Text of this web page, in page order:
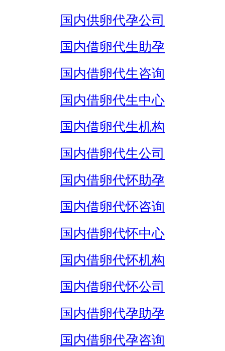
国内供卵代孕公司
国内借卵代生助孕
国内借卵代生咨询
国内借卵代生中心
国内借卵代生机构
国内借卵代生公司
国内借卵代怀助孕
国内借卵代怀咨询
国内借卵代怀中心
国内借卵代怀机构
国内借卵代怀公司
国内借卵代孕助孕
国内借卵代孕咨询